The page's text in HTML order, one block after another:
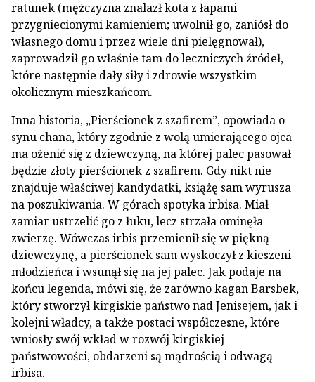
ratunek (mężczyzna znalazł kota z łapami
przygniecionymi kamieniem; uwolnił go, zaniósł do
własnego domu i przez wiele dni pielęgnował),
zaprowadził go właśnie tam do leczniczych źródeł,
które następnie dały siły i zdrowie wszystkim
okolicznym mieszkańcom.
Inna historia, „Pierścionek z szafirem”, opowiada o
synu chana, który zgodnie z wolą umierającego ojca
ma ożenić się z dziewczyną, na której palec pasował
będzie złoty pierścionek z szafirem. Gdy nikt nie
znajduje właściwej kandydatki, książę sam wyrusza
na poszukiwania. W górach spotyka irbisa. Miał
zamiar ustrzelić go z łuku, lecz strzała ominęła
zwierzę. Wówczas irbis przemienił się w piękną
dziewczynę, a pierścionek sam wyskoczył z kieszeni
młodzieńca i wsunął się na jej palec. Jak podaje na
końcu legenda, mówi się, że zarówno kagan Barsbek,
który stworzył kirgiskie państwo nad Jenisejem, jak i
kolejni władcy, a także postaci współczesne, które
wniosły swój wkład w rozwój kirgiskiej
państwowości, obdarzeni są mądrością i odwagą
irbisa.